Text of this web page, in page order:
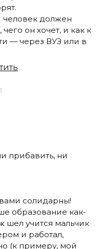
человек должен
он хочет, и как к
— через ВУЗ или в
прибавить, ни
солидарны!
образование как-
шел учится мальчик
и работал,
(к примеру, мой